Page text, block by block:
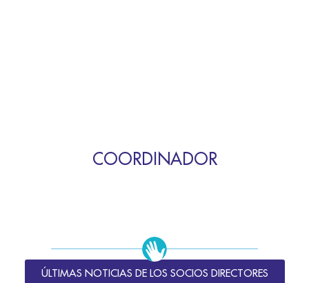
COORDINADOR
ÚLTIMAS NOTICIAS DE LOS SOCIOS DIRECTORES